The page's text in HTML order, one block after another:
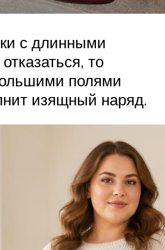
с длинными
то
полями
изящный наряд.